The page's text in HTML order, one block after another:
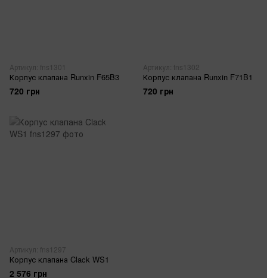
Артикул: fns1301
Корпус клапана Runxin F65B3
720 грн
Артикул: fns1302
Корпус клапана Runxin F71B1
720 грн
Артикул: fns1297
Корпус клапана Clack WS1
2 576 грн